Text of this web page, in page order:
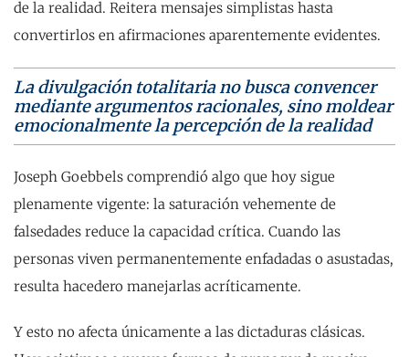
de la realidad. Reitera mensajes simplistas hasta
convertirlos en afirmaciones aparentemente evidentes.
La divulgación totalitaria no busca convencer
mediante argumentos racionales, sino moldear
emocionalmente la percepción de la realidad
Joseph Goebbels comprendió algo que hoy sigue
plenamente vigente: la saturación vehemente de
falsedades reduce la capacidad crítica. Cuando las
personas viven permanentemente enfadadas o asustadas,
resulta hacedero manejarlas acríticamente.
Y esto no afecta únicamente a las dictaduras clásicas.